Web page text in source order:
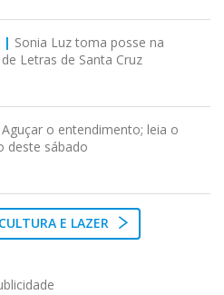
| Sonia Luz toma posse na
Letras de Santa Cruz
Aguçar o entendimento; leia o
deste sábado
E LAZER